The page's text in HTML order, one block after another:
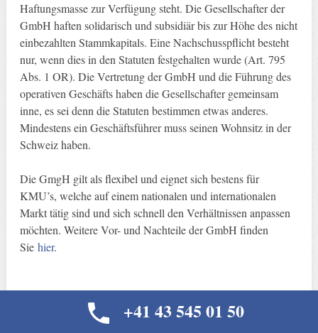
Haftungsmasse zur Verfügung steht. Die Gesellschafter der
GmbH haften solidarisch und subsidiär bis zur Höhe des nicht
einbezahlten Stammkapitals. Eine Nachschusspflicht besteht
nur, wenn dies in den Statuten festgehalten wurde (Art. 795
Abs. 1 OR). Die Vertretung der GmbH und die Führung des
operativen Geschäfts haben die Gesellschafter gemeinsam
inne, es sei denn die Statuten bestimmen etwas anderes.
Mindestens ein Geschäftsführer muss seinen Wohnsitz in der
Schweiz haben.
Die GmgH gilt als flexibel und eignet sich bestens für
KMU’s, welche auf einem nationalen und internationalen
Markt tätig sind und sich schnell den Verhältnissen anpassen
möchten. Weitere Vor- und Nachteile der GmbH finden
Sie hier.
+41 43 545 01 50